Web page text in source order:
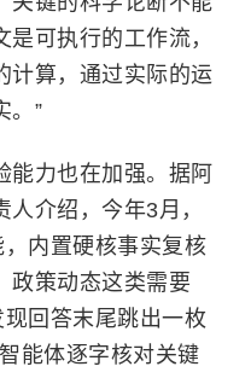
可执行的工作流，
计算，通过实际的运
。”
力也在加强。据阿
介绍，今年3月，
，内置硬核事实复核
政策动态这类需要
现回答末尾跳出一枚
能体逐字核对关键